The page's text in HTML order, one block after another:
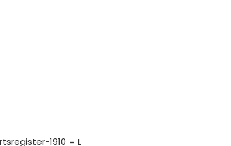
1910 = L